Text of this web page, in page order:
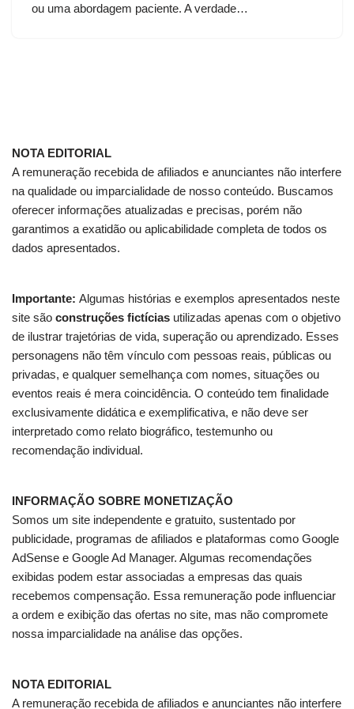
ou uma abordagem paciente. A verdade…
NOTA EDITORIAL
A remuneração recebida de afiliados e anunciantes não interfere
na qualidade ou imparcialidade de nosso conteúdo. Buscamos
oferecer informações atualizadas e precisas, porém não
garantimos a exatidão ou aplicabilidade completa de todos os
dados apresentados.
Importante: Algumas histórias e exemplos apresentados neste
site são construções fictícias utilizadas apenas com o objetivo
de ilustrar trajetórias de vida, superação ou aprendizado. Esses
personagens não têm vínculo com pessoas reais, públicas ou
privadas, e qualquer semelhança com nomes, situações ou
eventos reais é mera coincidência. O conteúdo tem finalidade
exclusivamente didática e exemplificativa, e não deve ser
interpretado como relato biográfico, testemunho ou
recomendação individual.
INFORMAÇÃO SOBRE MONETIZAÇÃO
Somos um site independente e gratuito, sustentado por
publicidade, programas de afiliados e plataformas como Google
AdSense e Google Ad Manager. Algumas recomendações
exibidas podem estar associadas a empresas das quais
recebemos compensação. Essa remuneração pode influenciar
a ordem e exibição das ofertas no site, mas não compromete
nossa imparcialidade na análise das opções.
NOTA EDITORIAL
A remuneração recebida de afiliados e anunciantes não interfere